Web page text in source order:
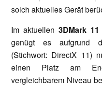
solch aktuelles Gerät
Im aktuellen 3DMark 11
genügt es aufgrund
(Stichwort: DirectX 11)
einen Platz am
vergleichbarem Niveau